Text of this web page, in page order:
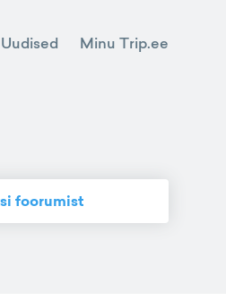
Uudised Minu Trip.ee
foorumist